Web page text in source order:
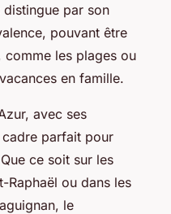
par son
pouvant être
comme les plages ou
en famille.
avec ses
parfait pour
ce soit sur les
Raphaël ou dans les
le